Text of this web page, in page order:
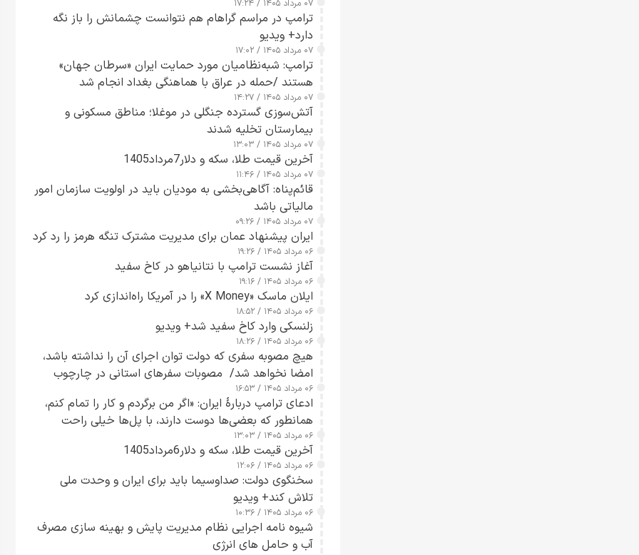
۰۷ مرداد ۱۴۰۵ / ۱۷:۲۴
ترامپ در مراسم گراهام هم نتوانست چشمانش را باز نگه
دارد+ ویدیو
۰۷ مرداد ۱۴۰۵ / ۱۷:۰۲
ترامپ: شبه‌نظامیان مورد حمایت ایران «سرطان جهان»
هستند /حمله در عراق با هماهنگی بغداد انجام شد
۰۷ مرداد ۱۴۰۵ / ۱۴:۲۷
آتش‌سوزی گسترده جنگلی در موغلا؛ مناطق مسکونی و
بیمارستان تخلیه شدند
۰۷ مرداد ۱۴۰۵ / ۱۳:۰۳
آخرین قیمت طلا، سکه و دلار7مرداد1405
۰۷ مرداد ۱۴۰۵ / ۱۱:۴۶
قائم‌پناه: آگاهی‌بخشی به مودیان باید در اولویت سازمان امور
مالیاتی باشد
۰۷ مرداد ۱۴۰۵ / ۰۹:۲۶
ایران پیشنهاد عمان برای مدیریت مشترک تنگه هرمز را رد کرد
۰۶ مرداد ۱۴۰۵ / ۱۹:۲۶
آغاز نشست ترامپ با نتانیاهو در کاخ سفید
۰۶ مرداد ۱۴۰۵ / ۱۹:۱۶
ایلان ماسک «X Money» را در آمریکا راه‌اندازی کرد
۰۶ مرداد ۱۴۰۵ / ۱۸:۵۲
زلنسکی وارد کاخ سفید شد+ ویدیو
۰۶ مرداد ۱۴۰۵ / ۱۸:۲۶
هیچ مصوبه سفری که دولت توان اجرای آن را نداشته باشد،
امضا نخواهد شد/ مصوبات سفرهای استانی در چارچوب
قانون بودجه است+ عکس
۰۶ مرداد ۱۴۰۵ / ۱۶:۵۳
ادعای ترامپ دربارهٔ ایران: «اگر من برگردم و کار را تمام کنم،
همانطور که بعضی‌ها دوست دارند، با پل‌ها خیلی راحت
می‌توانم بیشتر پل‌هایشان را در کمتر از یک ساعت از بین
ببرم+ ویدیو
۰۶ مرداد ۱۴۰۵ / ۱۳:۰۳
آخرین قیمت طلا، سکه و دلار6مرداد1405
۰۶ مرداد ۱۴۰۵ / ۱۲:۰۶
سخنگوی دولت: صداوسیما باید برای ایران و وحدت ملی
تلاش کند+ ویدیو
۰۶ مرداد ۱۴۰۵ / ۱۰:۳۶
شیوه نامه اجرایی نظام مدیریت پایش و بهینه سازی مصرف
آب و حامل های انرژی